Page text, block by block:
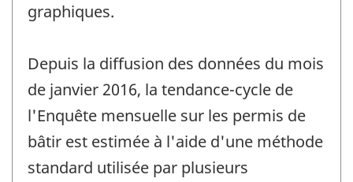
graphiques.
Depuis la diffusion des données du mois
de janvier 2016, la tendance-cycle de
l'Enquête mensuelle sur les permis de
bâtir est estimée à l'aide d'une méthode
standard utilisée par plusieurs